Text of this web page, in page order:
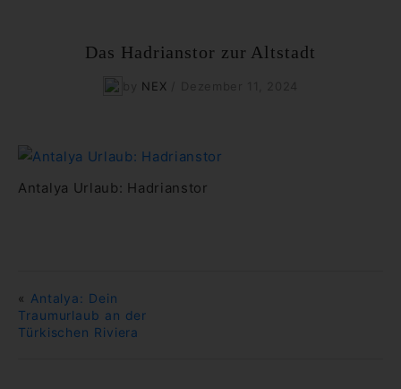
Das Hadrianstor zur Altstadt
NEX
Antalya Urlaub: Hadrianstor
« Antalya: Dein
Traumurlaub an der
Türkischen Riviera